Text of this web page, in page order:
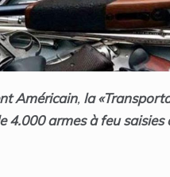
Américain, la
4.000 armes à feu